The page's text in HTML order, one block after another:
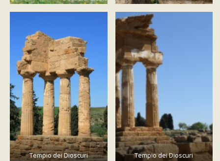
Tempio dei Dioscuri Tempio dei Dioscuri